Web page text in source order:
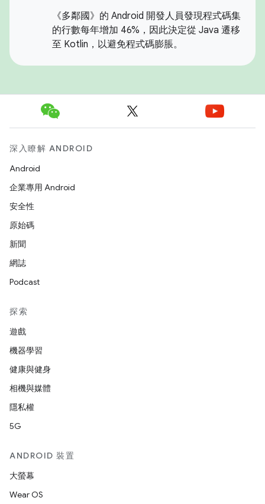
《多鄰國》的 Android 開發人員發現程式碼集
的行數每年增加 46%，因此決定從 Java 遷移
至 Kotlin，以避免程式碼膨脹。
深入瞭解 ANDROID
Android
企業專用 Android
安全性
原始碼
新聞
網誌
Podcast
探索
遊戲
機器學習
健康與健身
相機與媒體
隱私權
5G
ANDROID 裝置
大螢幕
Wear OS